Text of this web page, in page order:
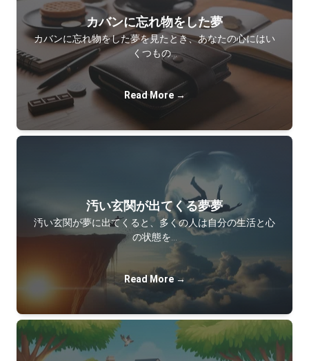
カバンに忘れ物をした夢
カバンに忘れ物をした夢を見たとき、あなたの心にはい
くつもの…
Read More →
汚い玄関が出てくる夢夢
汚い玄関が夢に出てくると、多くの人は自分の生活と心
の状態を…
Read More →